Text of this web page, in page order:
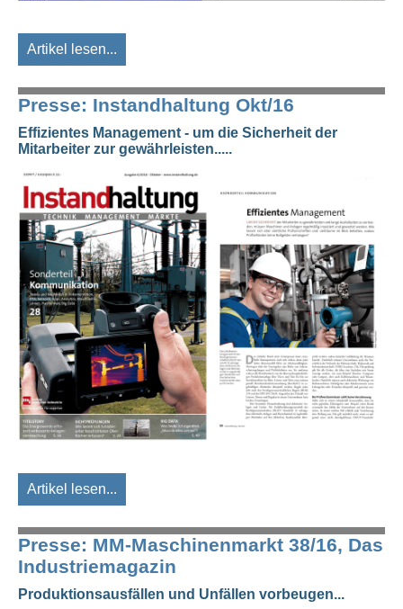
Artikel lesen...
Presse: Instandhaltung Okt/16
Effizientes Management - um die Sicherheit der
Mitarbeiter zur gewährleisten.....
Artikel lesen...
Presse: MM-Maschinenmarkt 38/16, Das
Industriemagazin
Produktionsausfällen und Unfällen vorbeugen...